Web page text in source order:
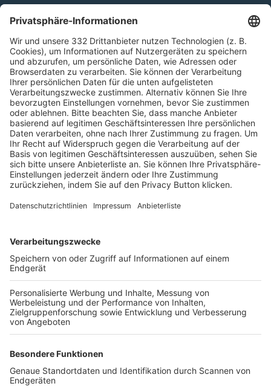
Kontakt
HÄUFIG BESUCHTE SEITEN
Pässe und Vereinswechsel
Trainerausbildung
Schulungsangebot Vereinsmitarbeiter
BFV-Geschäftsstellen
Trainerbörse
Login SpielPlus
FOLGE DEM BFV
TOP-VEREINE
TOP-PARTNER